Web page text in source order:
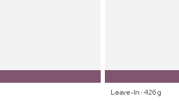
Leave-In ⋅ 426 g